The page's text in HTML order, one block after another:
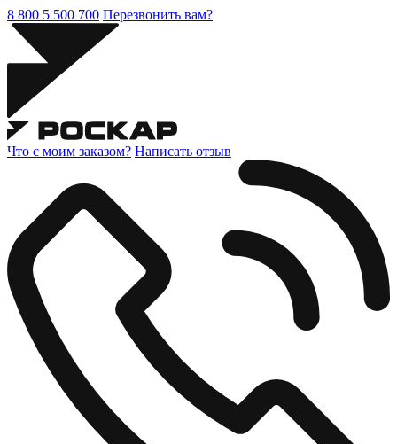
8 800 5 500 700 Перезвонить вам?
Что с моим заказом? Написать отзыв